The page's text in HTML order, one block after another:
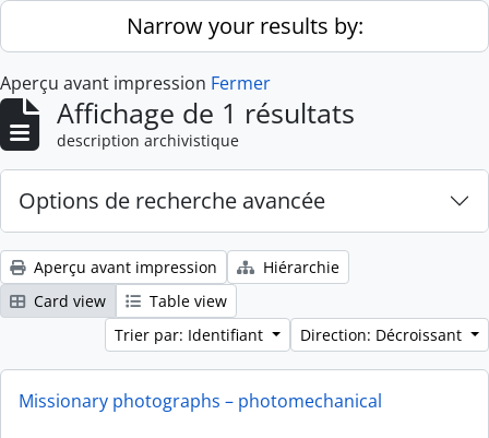
Skip to main contentNarrow your results by:
Aperçu avant impression Fermer
Affichage de 1 résultats
description archivistique
Options de recherche avancée
Aperçu avant impression
Hiérarchie
Card view
Table view
Trier par: Identifiant
Direction: Décroissant
Missionary photographs – photomechanical